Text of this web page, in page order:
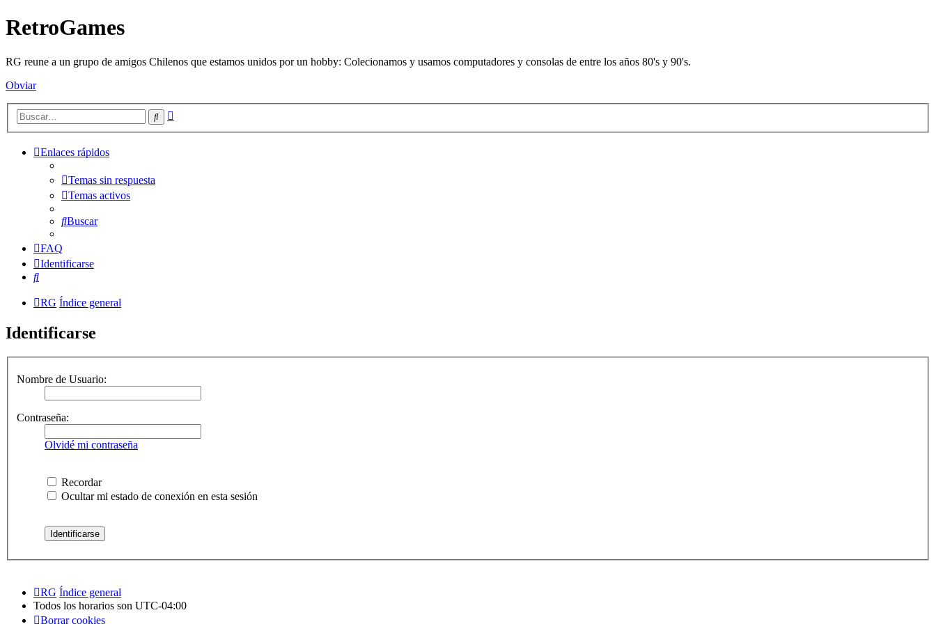
RetroGames
RG reune a un grupo de amigos Chilenos que estamos unidos por un hobby: Colecionamos y usamos computadores y consolas de entre los años 80's y 90's.
Obviar
Buscar
Enlaces rápidos
Temas sin respuesta
Temas activos
Buscar
FAQ
Identificarse
Buscar
RG Índice general
Identificarse
Nombre de Usuario:
Contraseña:
Olvidé mi contraseña
Recordar
Ocultar mi estado de conexión en esta sesión
RG Índice general
Todos los horarios son UTC-04:00
Borrar cookies